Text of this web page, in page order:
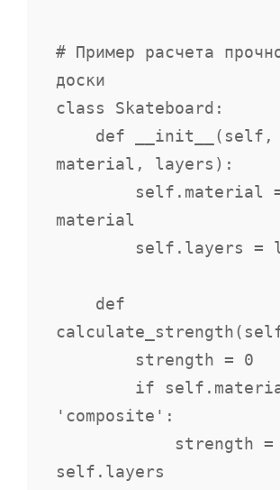
# Пример расчета
доски
class Skateboard:
material, layers):
material
'composite':
self.layers